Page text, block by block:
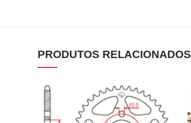
PRODUTOS RELACIONADOS